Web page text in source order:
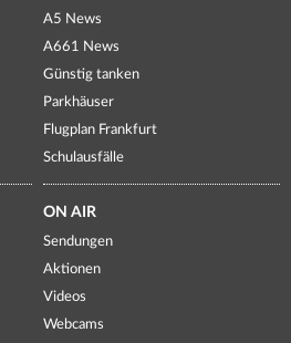
A5 News
A661 News
Günstig tanken
Parkhäuser
Flugplan Frankfurt
Schulausfälle
ON AIR
Sendungen
Aktionen
Videos
Webcams